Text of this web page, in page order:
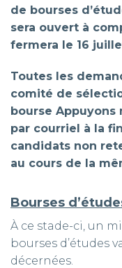
de bourses
sera ouvert à
fermera le 16
Toutes les
comité de
bourse
par courriel à la
candidats non
au cours de la
Bourses
À ce stade-ci, un
bourses d’études
décernées.